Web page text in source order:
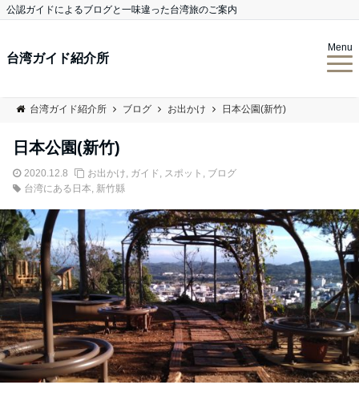
公認ガイドによるブログと一味違った台湾旅のご案内
台湾ガイド紹介所
Menu
台湾ガイド紹介所 ブログ お出かけ 日本公園(新竹)
日本公園(新竹)
2020.12.8 お出かけ, ガイド , スポット , ブログ
台湾にある日本, 新竹縣